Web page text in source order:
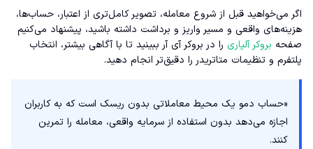
اگر می‌خواهید قبل از شروع معامله، تصویر کامل‌تری از اعتبار، حساب‌ها،
هزینه‌های واقعی و مسیر واریز و برداشت داشته باشید، پیشنهاد می‌کنیم
صفحه بروکر آلپاری را در بروکر آی آر ببینید تا با آگاهی بیشتر، انتخاب
پلتفرم و تنظیمات متاتریدر را دقیق‌تر انجام دهید.
«حساب دمو یک محیط معاملاتی بدون ریسک است که به کاربران
اجازه می‌دهد بدون استفاده از سرمایه واقعی، معامله را تمرین
کنند.